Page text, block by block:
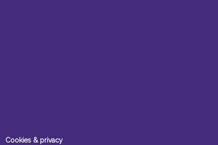
Cookies & privacy